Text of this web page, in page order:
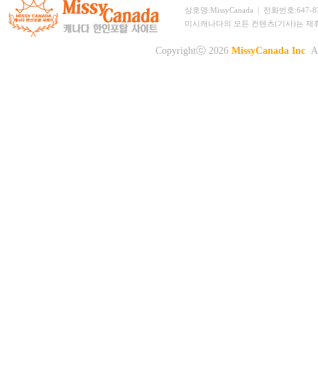
상호명:MissyCanada | 전화번호:647-
미시캐나다의 모든 컨텐츠(기사)는
Copyrightⓒ 2026 MissyCanada Inc